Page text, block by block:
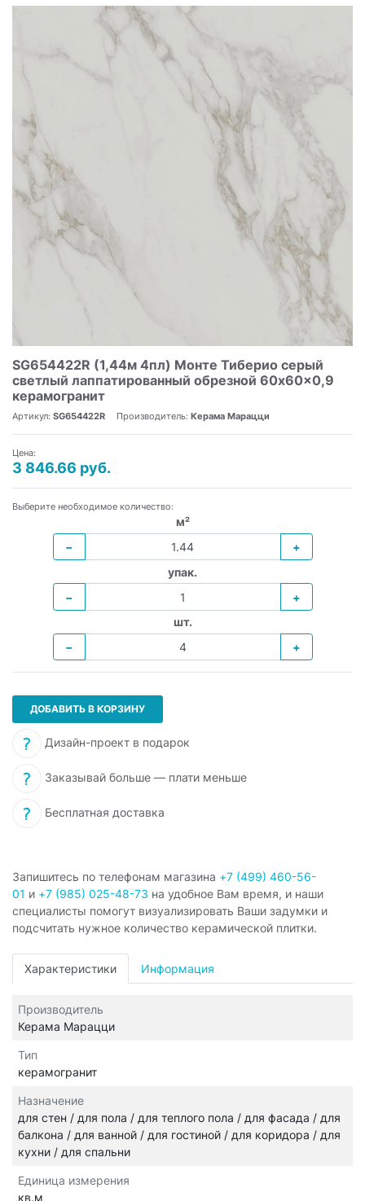
SG654422R (1,44м 4пл) Монте Тиберио серый
светлый лаппатированный обрезной 60x60x0,9
керамогранит
Артикул: SG654422R Производитель: Керама Марацци
Цена:
3 846.66 руб.
Выберите необходимое количество:
м²
−
+
упак.
−
+
шт.
−
+
ДОБАВИТЬ В КОРЗИНУ
Дизайн-проект в подарок
Заказывай больше — плати меньше
Бесплатная доставка
Запишитесь по телефонам магазина +7 (499) 460-56-
01 и +7 (985) 025-48-73 на удобное Вам время, и наши
специалисты помогут визуализировать Ваши задумки и
подсчитать нужное количество керамической плитки.
Характеристики Информация
Производитель
Керама Марацци
Тип
керамогранит
Назначение
для стен / для пола / для теплого пола / для фасада / для
балкона / для ванной / для гостиной / для коридора / для
кухни / для спальни
Единица измерения
кв.м